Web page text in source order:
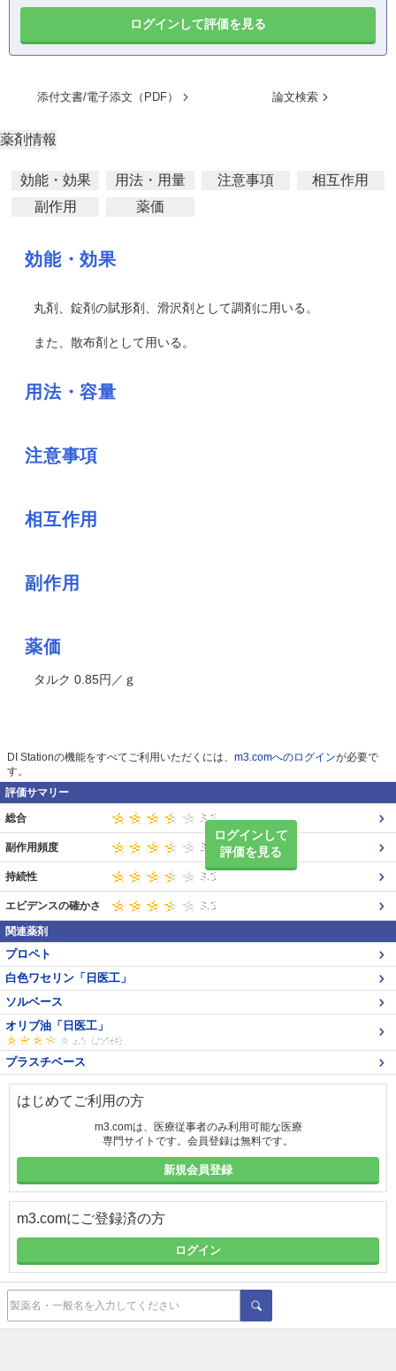
ログインして評価を見る
添付文書/電子添文（PDF） 論文検索
薬剤情報
効能・効果 用法・用量 注意事項
相互作用
副作用
薬価
効能・効果
丸剤、錠剤の賦形剤、滑沢剤として調剤に用いる。
また、散布剤として用いる。
用法・容量
注意事項
相互作用
副作用
薬価
タルク 0.85円／ｇ
DI Stationの機能をすべてご利用いただくには、 m3.comへのログインが必要で
す。
評価サマリー
ログインして
評価を見る
総合
副作用頻度
持続性
エビデンスの確かさ
関連薬剤
プロペト
白色ワセリン「日医工」
ソルベース
オリブ油「日医工」
プラスチベース
はじめてご利用の方
m3.comは、医療従事者のみ利用可能な医療
専門サイトです。会員登録は無料です。
新規会員登録
m3.comにご登録済の方
ログイン